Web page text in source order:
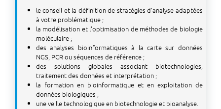
le conseil et la définition de stratégies d'analyse adaptées
à votre problématique ;
la modélisation et l'optimisation de méthodes de biologie
moléculaire ;
des analyses bioinformatiques à la carte sur données
NGS, PCR ou séquences de référence ;
des solutions globales associant biotechnologies,
traitement des données et interprétation ;
la formation en bioinformatique et en exploitation de
données biologiques ;
une veille technologique en biotechnologie et bioanalyse.